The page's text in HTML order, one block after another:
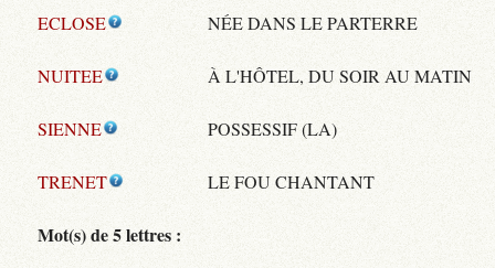
ECLOSE NÉE DANS LE PARTERRE
NUITEE À L'HÔTEL, DU SOIR AU MATIN
SIENNE POSSESSIF (LA)
TRENET LE FOU CHANTANT
Mot(s) de 5 lettres :